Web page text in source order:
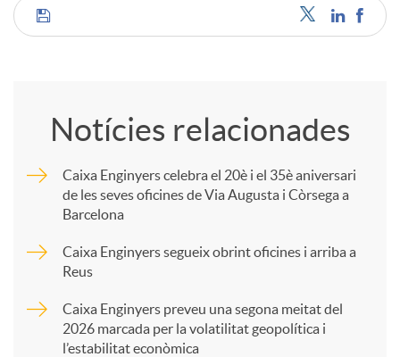
C
Notícies relacionades
Caixa Enginyers celebra el 20è i el 35è aniversari
de les seves oficines de Via Augusta i Còrsega a
Barcelona
Caixa Enginyers segueix obrint oficines i arriba a
Reus
Caixa Enginyers preveu una segona meitat del
2026 marcada per la volatilitat geopolítica i
l’estabilitat econòmica